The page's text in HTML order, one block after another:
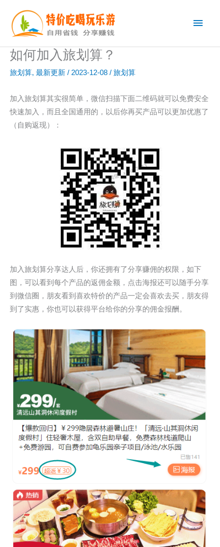
容
主
菜
如何加入旅划算？
旅划算, 最新更新 / 2023-12-08 / 旅划算
加入旅划算其实很简单，微信扫描下面二维码就可以免费安全
快速加入，而且全国通用的，以后你再买产品可以更加优惠了
（自购返现）：
加入旅划算分享达人后，你还拥有了分享赚佣的权限，如下
图，可以看到每个产品的返佣金额，点击海报还可以随手分享
到微信圈，朋友看到喜欢特价的产品一定会喜欢去买，朋友得
到了实惠，你也可以获得平台给你的分享的佣金报酬。